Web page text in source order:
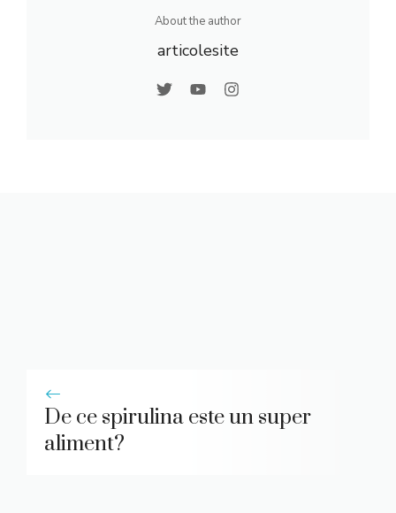
About the author
articolesite
De ce spirulina este un super
aliment?